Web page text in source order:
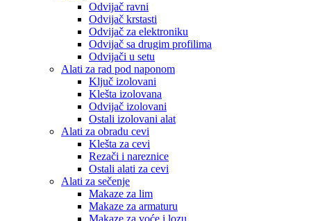
Odvijač ravni
Odvijač krstasti
Odvijač za elektroniku
Odvijač sa drugim profilima
Odvijači u setu
Alati za rad pod naponom
Ključ izolovani
Klešta izolovana
Odvijač izolovani
Ostali izolovani alat
Alati za obradu cevi
Klešta za cevi
Rezači i nareznice
Ostali alati za cevi
Alati za sečenje
Makaze za lim
Makaze za armaturu
Makaze za voće i lozu